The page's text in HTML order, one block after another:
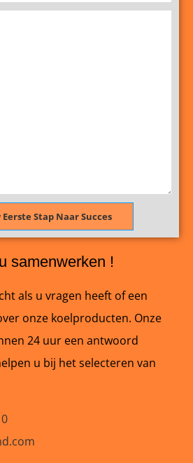
Stap Naar Succes
samenwerken !
als u vragen heeft of een
onze koelproducten. Onze
24 uur een antwoord
u bij het selecteren van